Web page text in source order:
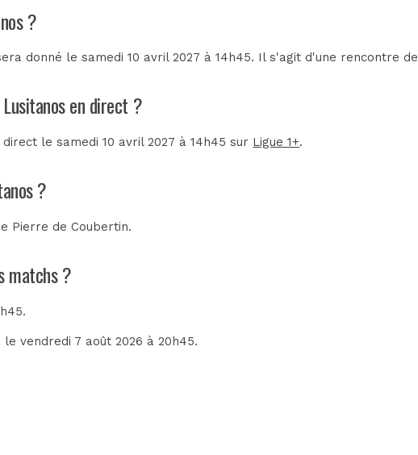
?
donné le samedi 10 avril 2027 à 14h45. Il s'agit d'une rencontre de
en direct ?
le samedi 10 avril 2027 à 14h45 sur Ligue 1+.
?
Pierre de Coubertin.
matchs ?
le vendredi 7 août 2026 à 20h45.